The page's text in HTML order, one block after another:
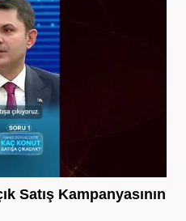
Satış Kampanyasının